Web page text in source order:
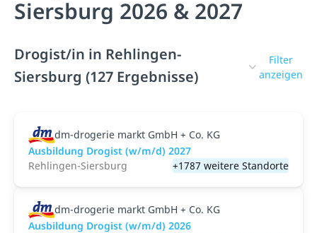
Siersburg 2026 & 2027
Drogist/in in Rehlingen-
Siersburg (127 Ergebnisse)
Filter
anzeigen
dm-drogerie markt GmbH + Co. KG
Ausbildung Drogist (w/m/d) 2027
Rehlingen-Siersburg
+1787 weitere Standorte
dm-drogerie markt GmbH + Co. KG
Ausbildung Drogist (w/m/d) 2026